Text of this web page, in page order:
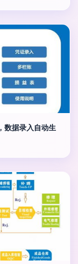
数据录入自动生